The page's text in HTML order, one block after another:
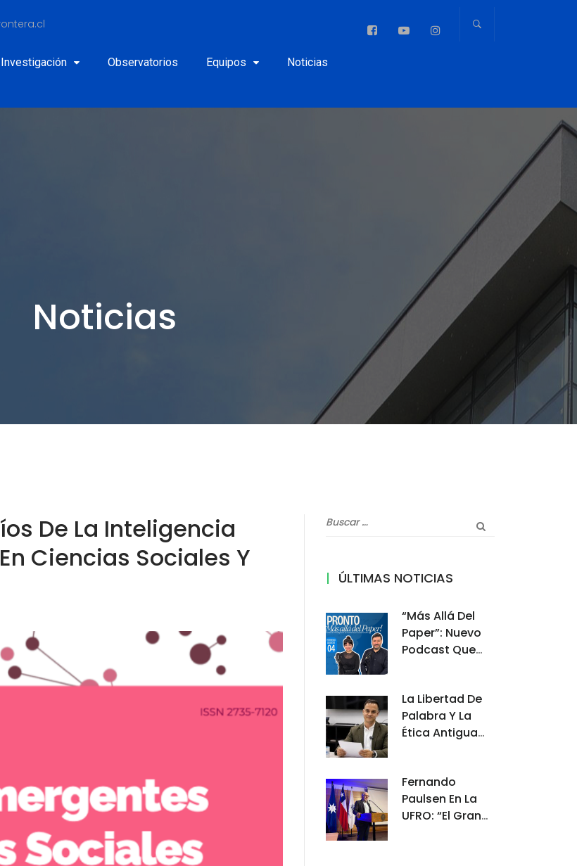
Investigación Observatorios Equipos Noticias
Noticias
De La Inteligencia
Ciencias Sociales Y
ÚLTIMAS NOTICIAS
“Más Allá Del
Paper”: Nuevo
Podcast Que
Humanas
Detrás De La
Ciencia En La
La Libertad De
Palabra Y La
Ética Antigua
Encuentro
Académico En El
Núcleo UFRO
Fernando
Paulsen En La
UFRO: “El Gran